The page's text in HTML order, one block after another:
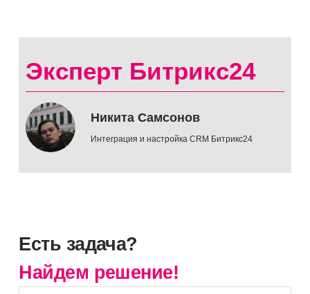
Эксперт Битрикс24
Никита Самсонов
Интеграция и настройка CRM Битрикс24
Есть задача?
Найдем решение!